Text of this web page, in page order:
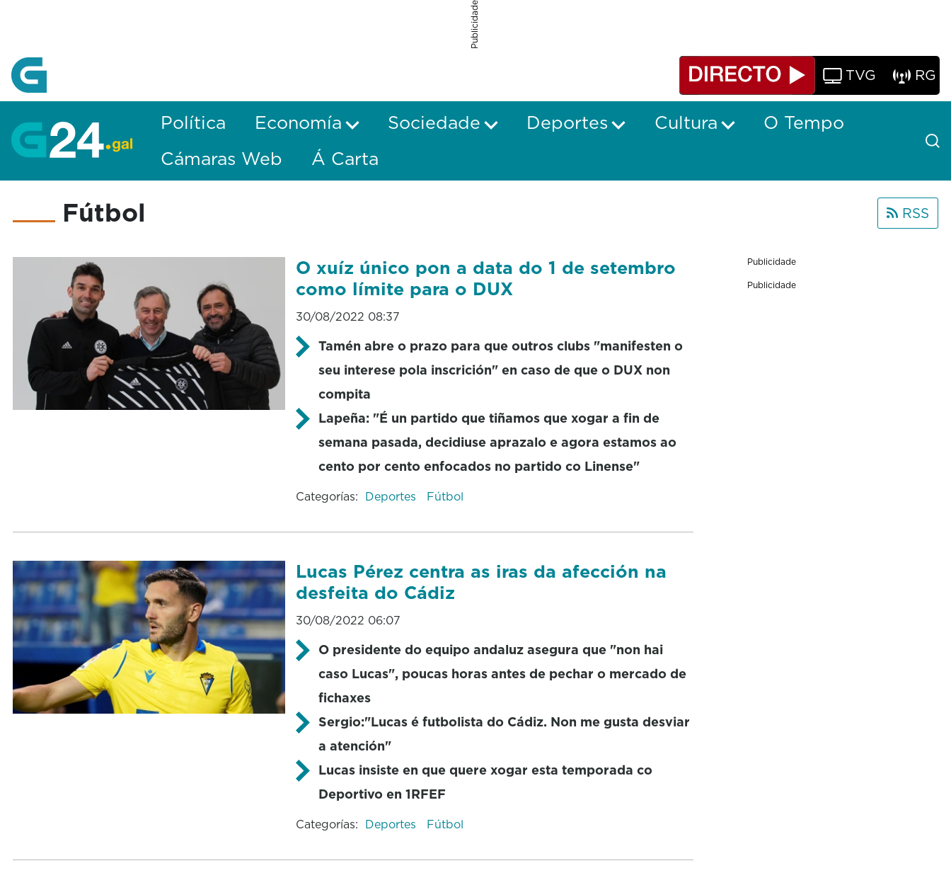
Publicidade
TVG RG
Política Economía Sociedade Deportes Cultura
O Tempo
Cámaras Web
Á Carta
Fútbol RSS
O xuíz único pon a data do 1 de setembro
como límite para o DUX
30/08/2022 08:37
Tamén abre o prazo para que outros clubs "manifesten o
seu interese pola inscrición" en caso de que o DUX non
compita
Lapeña: "É un partido que tiñamos que xogar a fin de
semana pasada, decidiuse aprazalo e agora estamos ao
cento por cento enfocados no partido co Linense"
Categorías: Deportes Fútbol
Lucas Pérez centra as iras da afección na
desfeita do Cádiz
30/08/2022 06:07
O presidente do equipo andaluz asegura que "non hai
caso Lucas", poucas horas antes de pechar o mercado de
fichaxes
Sergio:"Lucas é futbolista do Cádiz. Non me gusta desviar
a atención"
Lucas insiste en que quere xogar esta temporada co
Deportivo en 1RFEF
Categorías: Deportes Fútbol
Publicidade
Publicidade